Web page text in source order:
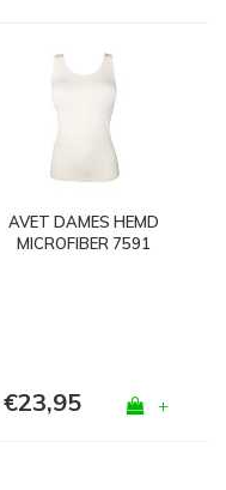
AVET DAMES HEMD
MICROFIBER 7591
€23,95 +